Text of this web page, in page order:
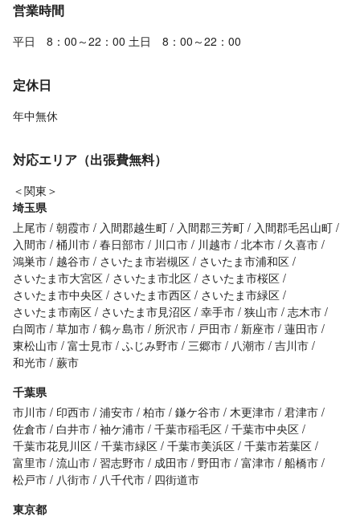
営業時間
平日 8：00～22：00 土日 8：00～22：00
定休日
年中無休
対応エリア（出張費無料）
＜関東＞
埼玉県
上尾市 朝霞市 入間郡越生町 入間郡三芳町
入間郡毛呂山町
入間市 桶川市 春日部市 川口市 川越市 北本市
久喜市
鴻巣市
越谷市 さいたま市岩槻区
さいたま市浦和区
さいたま市大宮区
さいたま市北区
さいたま市桜区
さいたま市中央区
さいたま市西区
さいたま市緑区
さいたま市南区
さいたま市見沼区 幸手市 狭山市 志木市
白岡市 草加市 鶴ヶ島市 所沢市 戸田市 新座市 蓮田市
東松山市 富士見市 ふじみ野市 三郷市 八潮市 吉川市
和光市 蕨市
千葉県
市川市
印西市 浦安市 柏市 鎌ケ谷市 木更津市 君津市
佐倉市
白井市 袖ケ浦市 千葉市稲毛区 千葉市中央区
千葉市花見川区 千葉市緑区 千葉市美浜区 千葉市若葉区
富里市 流山市 習志野市 成田市 野田市 富津市 船橋市
松戸市
八街市 八千代市
四街道市
東京都